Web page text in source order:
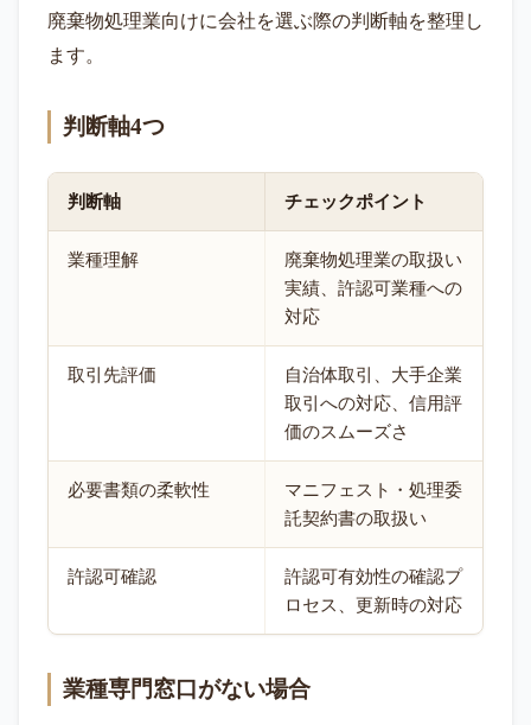
廃棄物処理業向けに会社を選ぶ際の判断軸を整理し
ます。
判断軸4つ
判断軸 チェックポイント
業種理解
廃棄物処理業の取扱い
実績、許認可業種への
対応
取引先評価
自治体取引、大手企業
取引への対応、信用評
価のスムーズさ
必要書類の柔軟性
マニフェスト・処理委
託契約書の取扱い
許認可確認
許認可有効性の確認プ
ロセス、更新時の対応
業種専門窓口がない場合